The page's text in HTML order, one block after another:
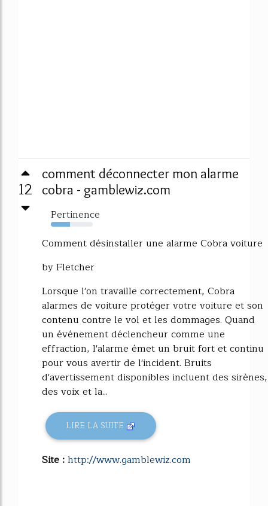
12
comment déconnecter mon alarme
cobra - gamblewiz.com
Pertinence
45%
Comment désinstaller une alarme Cobra voiture
by Fletcher
Lorsque l'on travaille correctement, Cobra
alarmes de voiture protéger votre voiture et son
contenu contre le vol et les dommages. Quand
un événement déclencheur comme une
effraction, l'alarme émet un bruit fort et continu
pour vous avertir de l'incident. Bruits
d'avertissement disponibles incluent des sirènes,
des voix et la...
LIRE LA SUITE
Site :http://www.gamblewiz.com